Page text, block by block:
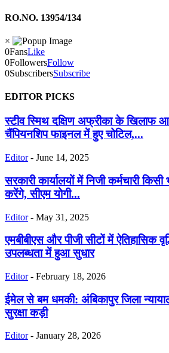
RO.NO. 13954/134
×
0FansLike
0FollowersFollow
0SubscribersSubscribe
EDITOR PICKS
स्टीव स्मिथ दक्षिण अफ्रीका के खिलाफ
चैंपियनशिप फाइनल में हुए चोटिल,...
Editor - June 14, 2025
सरकारी कार्यालयों में निजी कर्मचारी
करेंगे, सीएम योगी...
Editor - May 31, 2025
एमबीबीएस और पीजी सीटों में ऐतिहासिक
उपलब्धता में हुआ सुधार
Editor - February 18, 2026
ईमेल से बम धमकी: अंबिकापुर जिला
सुरक्षा कड़ी
Editor - January 28, 2026